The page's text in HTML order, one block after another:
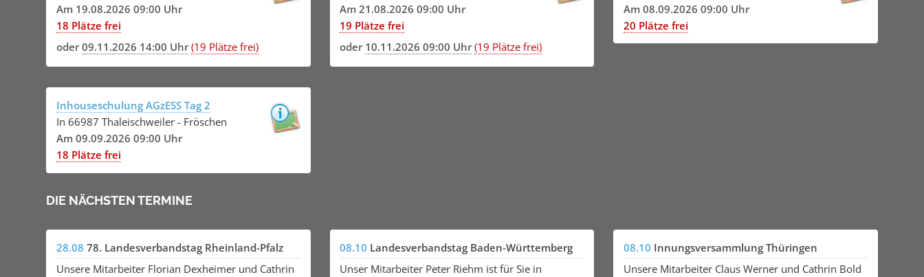
Am 19.08.2026 09:00 Uhr
18 Plätze frei
oder09.11.2026 14:00 Uhr (19 Plätze frei)
Am 21.08.2026 09:00 Uhr
19 Plätze frei
oder 10.11.2026 09:00 Uhr (19 Plätze frei)
Am 08.09.2026 09:00 Uhr
20 Plätze frei
Inhouseschulung AGzESS Tag 2
In 66987 Thaleischweiler - Fröschen
Am 09.09.2026 09:00 Uhr
18 Plätze frei
DIE NÄCHSTEN TERMINE
28.08 78. Landesverbandstag Rheinland-Pfalz
Unsere Mitarbeiter Florian Dexheimer und Cathrin
08.10 Landesverbandstag Baden-Württemberg
Unser Mitarbeiter Peter Riehm ist für Sie in
08.10 Innungsversammlung Thüringen
Unsere Mitarbeiter Claus Werner und Cathrin Bold